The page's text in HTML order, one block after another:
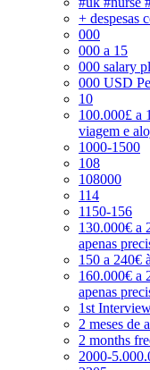
+ despesas
000
000 a 15
000 salary
000 USD
10
100.000£ a
viagem e
1000-1500
108
108000
114
1150-156
130.000€ a
apenas
150 a 240€
160.000€ a
apenas
1st
2 meses de
2 months
2000-